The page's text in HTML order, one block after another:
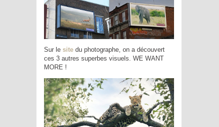
Sur le site du photographe, on a découvert
ces 3 autres superbes visuels. WE WANT
MORE !